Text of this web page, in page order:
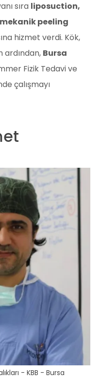
sıra liposuction,
mekanik peeling
hizmet verdi. Kök,
ardından, Bursa
Fizik Tedavi ve
çalışmayı
- KBB - Bursa